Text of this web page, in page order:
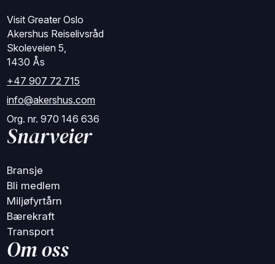
Visit Greater Oslo
Akershus Reiselivsråd
Skoleveien 5,
1430 Ås
+47 907 72 715
info@akershus.com
Org. nr. 970 146 636
Snarveier
Bransje
Bli medlem
Miljøfyrtårn
Bærekraft
Transport
Om oss